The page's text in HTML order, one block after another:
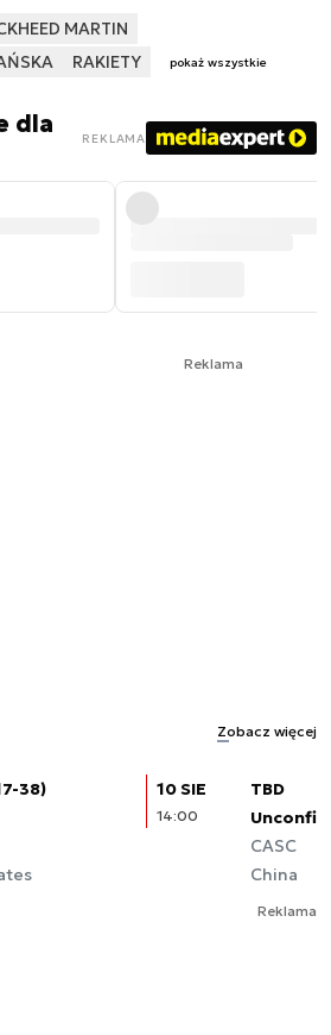
MARTIN
RAKIETY pokaż wszystkie
dla
REKLAMA
Reklama
Zobacz więcej
38)
10 SIE
14:00
TBD
CASC
China
Reklama